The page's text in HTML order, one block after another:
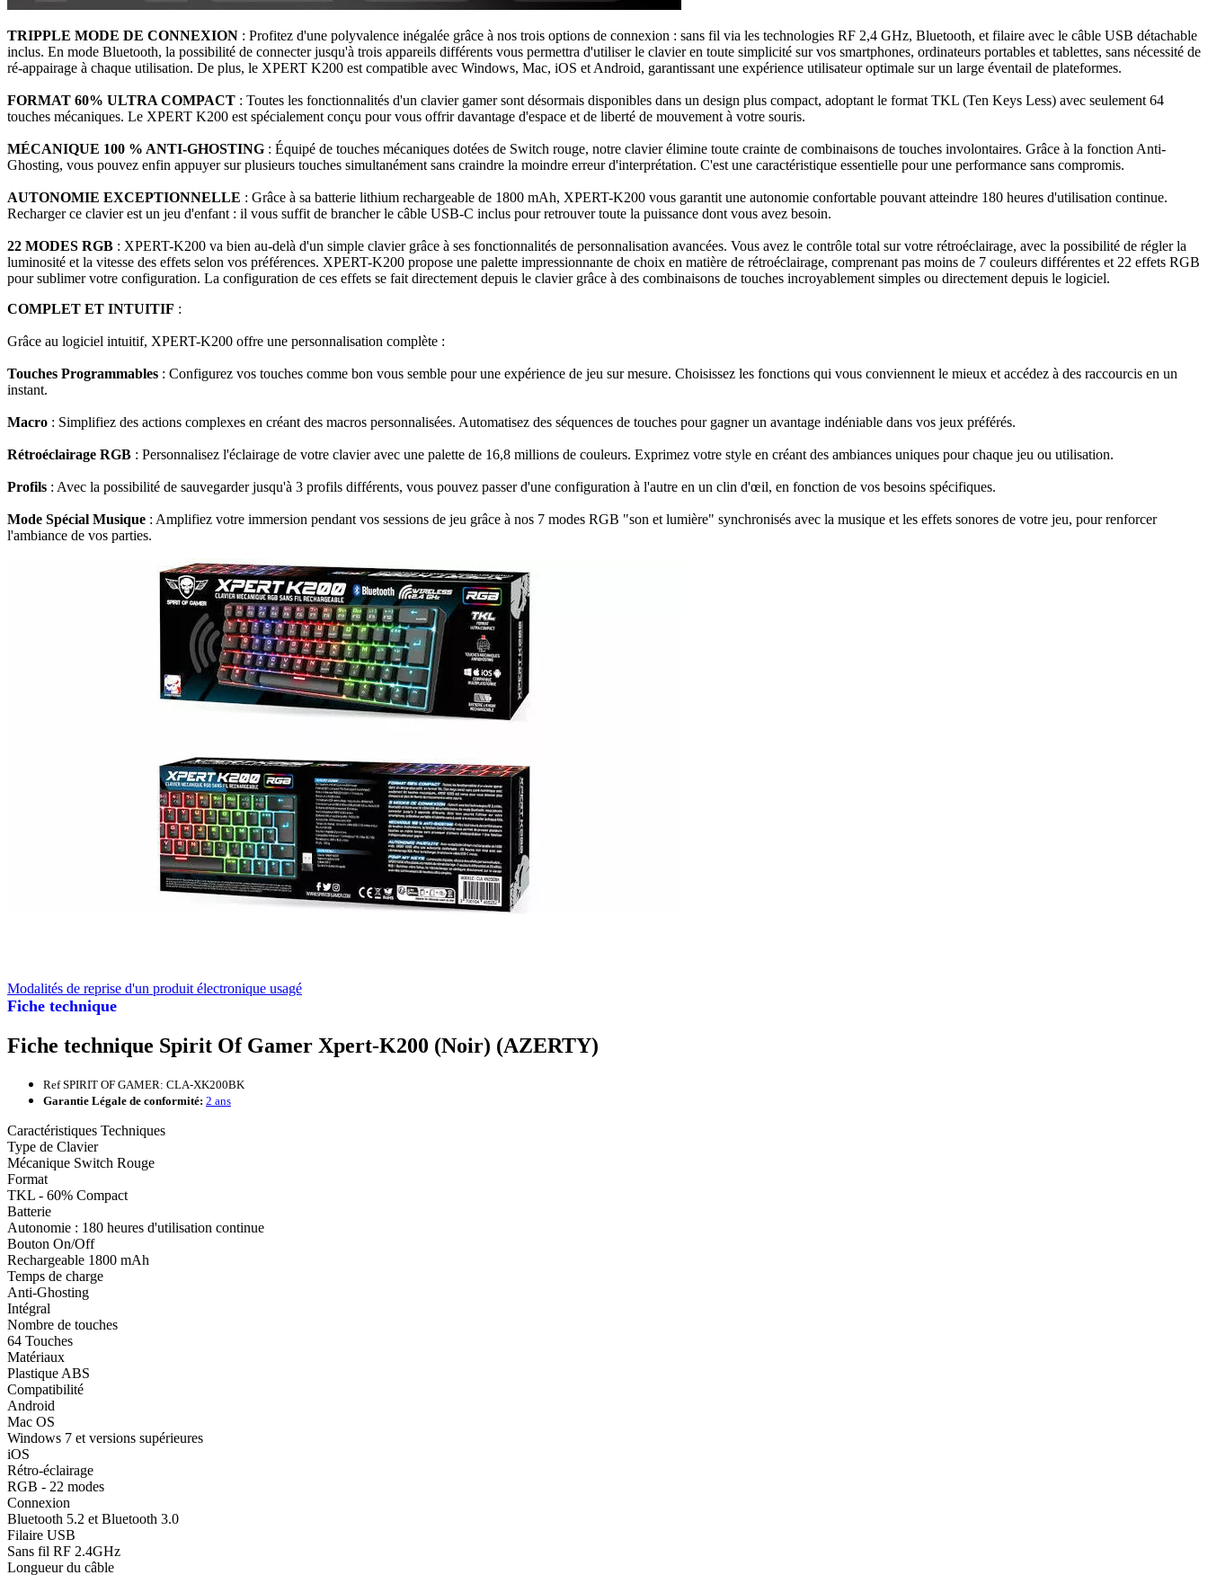
Fiche technique
TRIPPLE MODE DE CONNEXION : Profitez d'une polyvalence inégalée grâce à nos trois options de connexion : sans fil via les technologies RF 2,4 GHz, Bluetooth, et filaire avec le câble USB détachable
inclus. En mode Bluetooth, la possibilité de connecter jusqu'à trois appareils différents vous permettra d'utiliser le clavier en toute simplicité sur vos smartphones, ordinateurs portables et tablettes, sans nécessité de
ré-appairage à chaque utilisation. De plus, le XPERT K200 est compatible avec Windows, Mac, iOS et Android, garantissant une expérience utilisateur optimale sur un large éventail de plateformes.
FORMAT 60% ULTRA COMPACT : Toutes les fonctionnalités d'un clavier gamer sont désormais disponibles dans un design plus compact, adoptant le format TKL (Ten Keys Less) avec seulement 64
touches mécaniques. Le XPERT K200 est spécialement conçu pour vous offrir davantage d'espace et de liberté de mouvement à votre souris.
MÉCANIQUE 100 % ANTI-GHOSTING : Équipé de touches mécaniques dotées de Switch rouge, notre clavier élimine toute crainte de combinaisons de touches involontaires. Grâce à la fonction Anti-
Ghosting, vous pouvez enfin appuyer sur plusieurs touches simultanément sans craindre la moindre erreur d'interprétation. C'est une caractéristique essentielle pour une performance sans compromis.
AUTONOMIE EXCEPTIONNELLE : Grâce à sa batterie lithium rechargeable de 1800 mAh, XPERT-K200 vous garantit une autonomie confortable pouvant atteindre 180 heures d'utilisation continue.
Recharger ce clavier est un jeu d'enfant : il vous suffit de brancher le câble USB-C inclus pour retrouver toute la puissance dont vous avez besoin.
22 MODES RGB : XPERT-K200 va bien au-delà d'un simple clavier grâce à ses fonctionnalités de personnalisation avancées. Vous avez le contrôle total sur votre rétroéclairage, avec la possibilité de régler la
luminosité et la vitesse des effets selon vos préférences. XPERT-K200 propose une palette impressionnante de choix en matière de rétroéclairage, comprenant pas moins de 7 couleurs différentes et 22 effets RGB
pour sublimer votre configuration. La configuration de ces effets se fait directement depuis le clavier grâce à des combinaisons de touches incroyablement simples ou directement depuis le logiciel.
COMPLET ET INTUITIF :
Grâce au logiciel intuitif, XPERT-K200 offre une personnalisation complète :
Touches Programmables : Configurez vos touches comme bon vous semble pour une expérience de jeu sur mesure. Choisissez les fonctions qui vous conviennent le mieux et accédez à des raccourcis en un
instant.
Macro : Simplifiez des actions complexes en créant des macros personnalisées. Automatisez des séquences de touches pour gagner un avantage indéniable dans vos jeux préférés.
Rétroéclairage RGB : Personnalisez l'éclairage de votre clavier avec une palette de 16,8 millions de couleurs. Exprimez votre style en créant des ambiances uniques pour chaque jeu ou utilisation.
Profils : Avec la possibilité de sauvegarder jusqu'à 3 profils différents, vous pouvez passer d'une configuration à l'autre en un clin d'œil, en fonction de vos besoins spécifiques.
Mode Spécial Musique : Amplifiez votre immersion pendant vos sessions de jeu grâce à nos 7 modes RGB "son et lumière" synchronisés avec la musique et les effets sonores de votre jeu, pour renforcer
l'ambiance de vos parties.
Modalités de reprise d'un produit électronique usagé
Fiche technique Spirit Of Gamer Xpert-K200 (Noir) (AZERTY)
Ref SPIRIT OF GAMER: CLA-XK200BK
Garantie Légale de conformité: 2 ans
Caractéristiques Techniques
Type de Clavier
Mécanique Switch Rouge
Format
TKL - 60% Compact
Batterie
Autonomie : 180 heures d'utilisation continue
Bouton On/Off
Rechargeable 1800 mAh
Temps de charge
Anti-Ghosting
Intégral
Nombre de touches
64 Touches
Matériaux
Plastique ABS
Compatibilité
Android
Mac OS
Windows 7 et versions supérieures
iOS
Rétro-éclairage
RGB - 22 modes
Connexion
Bluetooth 5.2 et Bluetooth 3.0
Filaire USB
Sans fil RF 2.4GHz
Longueur du câble